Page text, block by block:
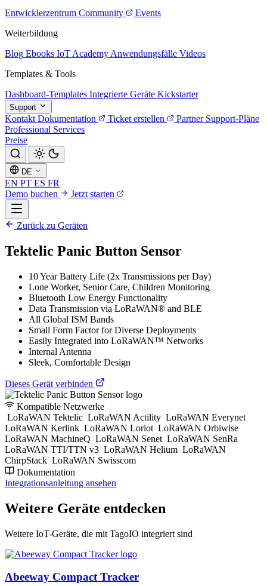
Entwicklerzentrum Community
Events
Weiterbildung
Blog Ebooks IoT Academy Anwendungsfälle Videos
Templates & Tools
Dashboard-Templates Integrierte Geräte Kickstarter
Support
Kontakt Dokumentation Ticket erstellen Partner Support-Pläne
Professional Services
Preise
DE
EN PT ES FR
Demo buchen
Jetzt starten
Zurück zu Geräten
Tektelic Panic Button Sensor
10 Year Battery Life (2x Transmissions per Day)
Lone Worker, Senior Care, Children Monitoring
Bluetooth Low Energy Functionality
Data Transmission via LoRaWAN® and BLE
All Global ISM Bands
Small Form Factor for Diverse Deployments
Easily Integrated into LoRaWAN™ Networks
Internal Antenna
Sleek, Comfortable Design
Dieses Gerät verbinden
Kompatible Netzwerke
LoRaWAN Tektelic LoRaWAN Actility LoRaWAN Everynet
LoRaWAN Kerlink LoRaWAN Loriot LoRaWAN Orbiwise
LoRaWAN MachineQ LoRaWAN Senet LoRaWAN SenRa
LoRaWAN TTI/TTN v3 LoRaWAN Helium LoRaWAN
ChirpStack LoRaWAN Swisscom
Dokumentation
Integrationsanleitung ansehen
Weitere Geräte entdecken
Weitere IoT-Geräte, die mit TagoIO integriert sind
Abeeway Compact Tracker